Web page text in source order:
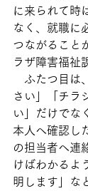
に来られて時
なく、就職に
つながること
ラザ障害福祉
ふたつ目は
さい」「チラ
い」だけでなく
本人へ確認し
の担当者へ連
けばわかるよ
明します」な